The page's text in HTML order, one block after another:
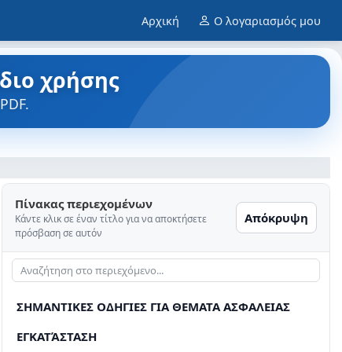
Αρχική Ο λογαριασμός μου
χρήσης
Πίνακας περιεχομένων
Κάντε κλικ σε έναν τίτλο για να αποκτήσετε
πρόσβαση σε αυτόν
Απόκρυψη
ΣΗΜΑΝΤΙΚΕΣ ΟΔΗΓΙΕΣ ΓΙΑ ΘΕΜΑΤΑ ΑΣΦΑΛΕΙΑΣ
ΕΓΚΑΤΆΣΤΑΣΗ